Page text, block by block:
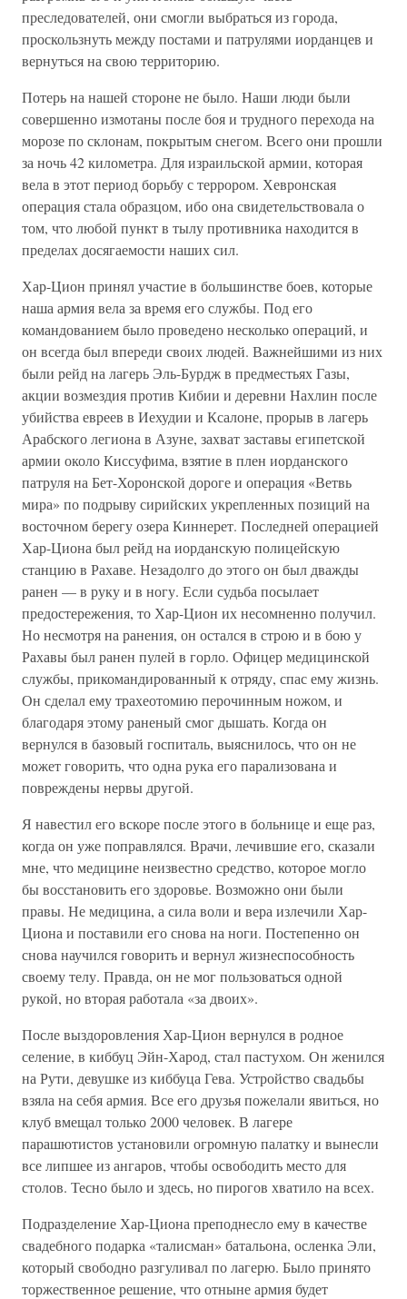
преследователей, они смогли выбраться из города,
проскользнуть между постами и патрулями иорданцев и
вернуться на свою территорию.
Потерь на нашей стороне не было. Наши люди были
совершенно измотаны после боя и трудного перехода на
морозе по склонам, покрытым снегом. Всего они прошли
за ночь 42 километра. Для израильской армии, которая
вела в этот период борьбу с террором. Хевронская
операция стала образцом, ибо она свидетельствовала о
том, что любой пункт в тылу противника находится в
пределах досягаемости наших сил.
Хар-Цион принял участие в большинстве боев, которые
наша армия вела за время его службы. Под его
командованием было проведено несколько операций, и
он всегда был впереди своих людей. Важнейшими из них
были рейд на лагерь Эль-Бурдж в предместьях Газы,
акции возмездия против Кибии и деревни Нахлин после
убийства евреев в Иехудии и Ксалоне, прорыв в лагерь
Арабского легиона в Азуне, захват заставы египетской
армии около Киссуфима, взятие в плен иорданского
патруля на Бет-Хоронской дороге и операция «Ветвь
мира» по подрыву сирийских укрепленных позиций на
восточном берегу озера Киннерет. Последней операцией
Хар-Циона был рейд на иорданскую полицейскую
станцию в Рахаве. Незадолго до этого он был дважды
ранен — в руку и в ногу. Если судьба посылает
предостережения, то Хар-Цион их несомненно получил.
Но несмотря на ранения, он остался в строю и в бою у
Рахавы был ранен пулей в горло. Офицер медицинской
службы, прикомандированный к отряду, спас ему жизнь.
Он сделал ему трахеотомию перочинным ножом, и
благодаря этому раненый смог дышать. Когда он
вернулся в базовый госпиталь, выяснилось, что он не
может говорить, что одна рука его парализована и
повреждены нервы другой.
Я навестил его вскоре после этого в больнице и еще раз,
когда он уже поправлялся. Врачи, лечившие его, сказали
мне, что медицине неизвестно средство, которое могло
бы восстановить его здоровье. Возможно они были
правы. Не медицина, а сила воли и вера излечили Хар-
Циона и поставили его снова на ноги. Постепенно он
снова научился говорить и вернул жизнеспособность
своему телу. Правда, он не мог пользоваться одной
рукой, но вторая работала «за двоих».
После выздоровления Хар-Цион вернулся в родное
селение, в киббуц Эйн-Харод, стал пастухом. Он женился
на Рути, девушке из киббуца Гева. Устройство свадьбы
взяла на себя армия. Все его друзья пожелали явиться, но
клуб вмещал только 2000 человек. В лагере
парашютистов установили огромную палатку и вынесли
все липшее из ангаров, чтобы освободить место для
столов. Тесно было и здесь, но пирогов хватило на всех.
Подразделение Хар-Циона преподнесло ему в качестве
свадебного подарка «талисман» батальона, осленка Эли,
который свободно разгуливал по лагерю. Было принято
торжественное решение, что отныне армия будет